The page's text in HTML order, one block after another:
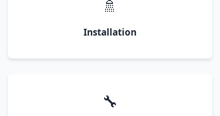
🚿
Installation
🔧